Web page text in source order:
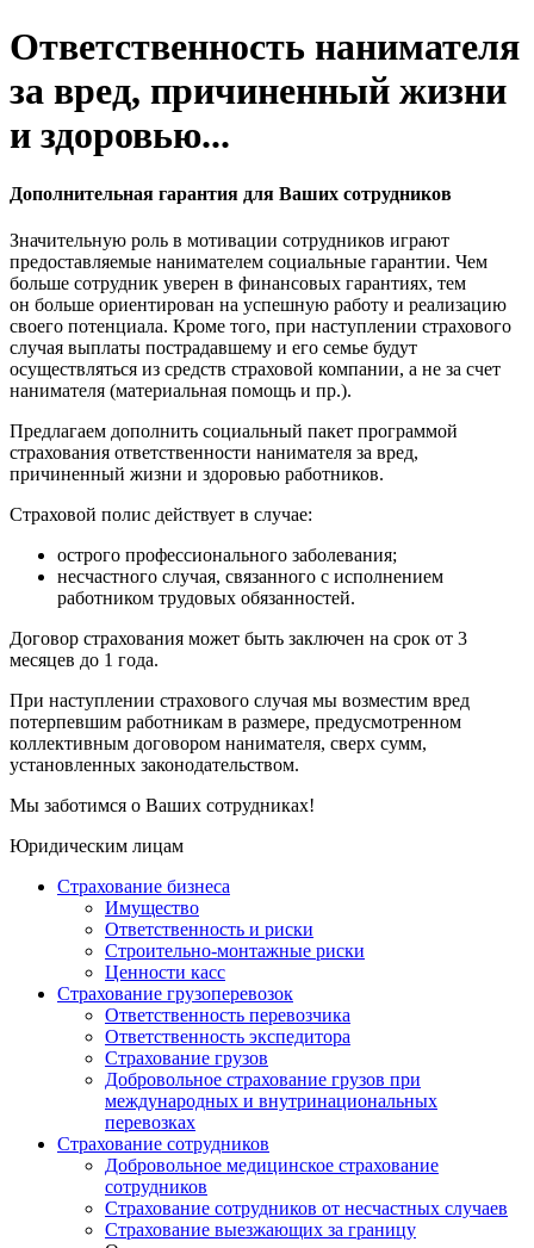
Ответственность нанимателя
за вред, причиненный жизни
и здоровью...
Дополнительная гарантия для Ваших сотрудников
Значительную роль в мотивации сотрудников играют
предоставляемые нанимателем социальные гарантии. Чем
больше сотрудник уверен в финансовых гарантиях, тем
он больше ориентирован на успешную работу и реализацию
своего потенциала. Кроме того, при наступлении страхового
случая выплаты пострадавшему и его семье будут
осуществляться из средств страховой компании, а не за счет
нанимателя (материальная помощь и пр.).
Предлагаем дополнить социальный пакет программой
страхования ответственности нанимателя за вред,
причиненный жизни и здоровью работников.
Страховой полис действует в случае:
острого профессионального заболевания;
несчастного случая, связанного с исполнением
работником трудовых обязанностей.
Договор страхования может быть заключен на срок от 3
месяцев до 1 года.
При наступлении страхового случая мы возместим вред
потерпевшим работникам в размере, предусмотренном
коллективным договором нанимателя, сверх сумм,
установленных законодательством.
Мы заботимся о Ваших сотрудниках!
Юридическим лицам
Страхование бизнеса
Имущество
Ответственность и риски
Строительно-монтажные риски
Ценности касс
Страхование грузоперевозок
Ответственность перевозчика
Ответственность экспедитора
Страхование грузов
Добровольное страхование грузов при
международных и внутринациональных
перевозках
Страхование сотрудников
Добровольное медицинское страхование
сотрудников
Страхование сотрудников от несчастных случаев
Страхование выезжающих за границу